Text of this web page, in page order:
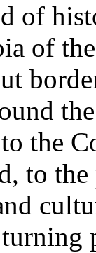
of
of
the
to the